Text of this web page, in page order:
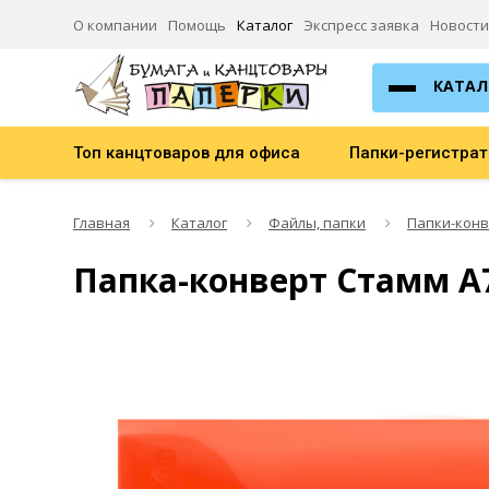
О компании Помощь Каталог Экспресс заявка Новости
Топ канцтоваров для офиса Папки-
Главная Каталог Файлы, папки Папки-
Папка-конверт Стамм